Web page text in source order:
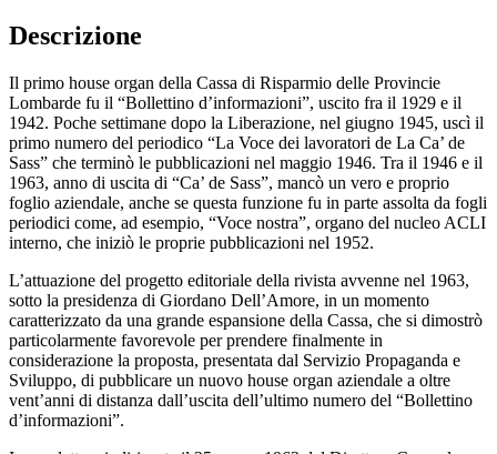
Descrizione
Il primo house organ della Cassa di Risparmio delle Provincie
Lombarde fu il “Bollettino d’informazioni”, uscito fra il 1929 e il
1942. Poche settimane dopo la Liberazione, nel giugno 1945, uscì il
primo numero del periodico “La Voce dei lavoratori de La Ca’ de
Sass” che terminò le pubblicazioni nel maggio 1946. Tra il 1946 e il
1963, anno di uscita di “Ca’ de Sass”, mancò un vero e proprio
foglio aziendale, anche se questa funzione fu in parte assolta da fogli
periodici come, ad esempio, “Voce nostra”, organo del nucleo ACLI
interno, che iniziò le proprie pubblicazioni nel 1952.
L’attuazione del progetto editoriale della rivista avvenne nel 1963,
sotto la presidenza di Giordano Dell’Amore, in un momento
caratterizzato da una grande espansione della Cassa, che si dimostrò
particolarmente favorevole per prendere finalmente in
considerazione la proposta, presentata dal Servizio Propaganda e
Sviluppo, di pubblicare un nuovo house organ aziendale a oltre
vent’anni di distanza dall’uscita dell’ultimo numero del “Bollettino
d’informazioni”.